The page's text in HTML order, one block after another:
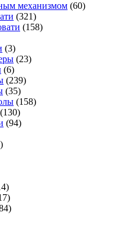
механизмом (60)
(321)
(158)
(3)
(23)
(6)
(239)
(35)
(158)
(130)
(94)